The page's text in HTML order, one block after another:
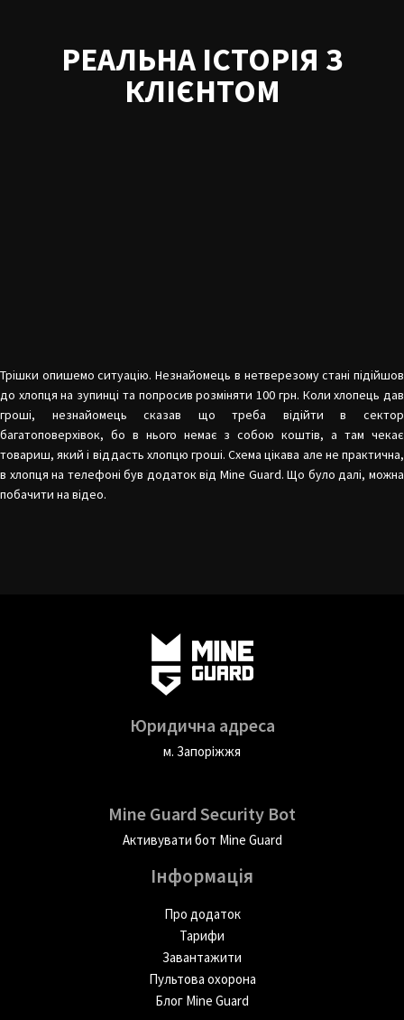
РЕАЛЬНА ІСТОРІЯ З
КЛІЄНТОМ
Трішки опишемо ситуацію. Незнайомець в нетверезому стані підійшов
до хлопця на зупинці та попросив розміняти 100 грн. Коли хлопець дав
гроші, незнайомець сказав що треба відійти в сектор
багатоповерхівок, бо в нього немає з собою коштів, а там чекає
товариш, який і віддасть хлопцю гроші. Схема цікава але не практична,
в хлопця на телефоні був додаток від Mine Guard. Що було далі, можна
побачити на відео.
Юридична адреса
м. Запоріжжя
Mine Guard Security Bot
Активувати бот Mine Guard
Інформація
Про додаток
Тарифи
Завантажити
Пультова охорона
Блог Mine Guard